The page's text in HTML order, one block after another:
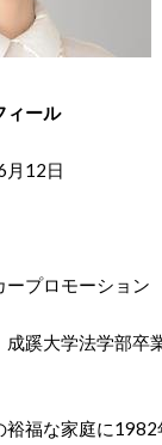
ィール
月12日
ープロモーション
成蹊大学法学部卒
裕福な家庭に